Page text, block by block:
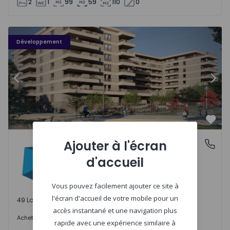
2 1 99 59 110 0
Développement
PLENO JARDIM - 3
Précédent
Águas Santas, PortoPLENO JARDIM
Águas Santas, Porto
49 Lots disponibles
Acheter 242.000 €
Ajouter à l'écran
d'accueil
Vous pouvez facilement ajouter ce site à
l'écran d'accueil de votre mobile pour un
accès instantané et une navigation plus
rapide avec une expérience similaire à